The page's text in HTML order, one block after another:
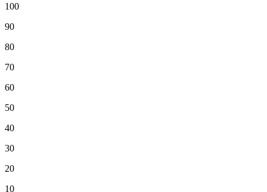
100
90
80
70
60
50
40
30
20
10